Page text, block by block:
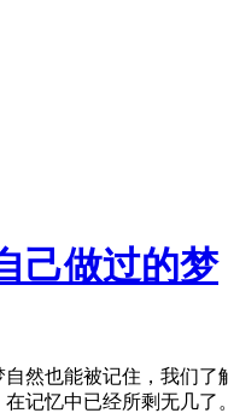
己做过的梦
然也能被记住，我们
记忆中已经所剩无几